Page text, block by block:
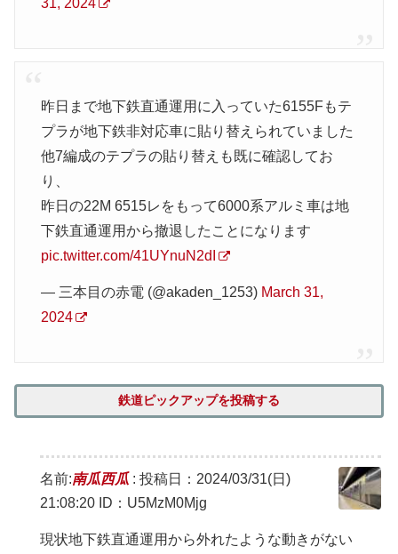
31, 2024
昨日まで地下鉄直通運用に入っていた6155Fもテ
プラが地下鉄非対応車に貼り替えられていました
他7編成のテプラの貼り替えも既に確認してお
り、
昨日の22M 6515レをもって6000系アルミ車は地
下鉄直通運用から撤退したことになります
pic.twitter.com/41UYnuN2dI
— 三本目の赤電 (@akaden_1253) March 31,
2024
鉄道ピックアップを投稿する
名前:南瓜西瓜 : 投稿日：2024/03/31(日)
21:08:20 ID：U5MzM0Mjg
現状地下鉄直通運用から外れたような動きがない